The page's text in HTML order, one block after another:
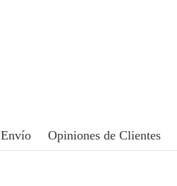
Envío Opiniones de Clientes